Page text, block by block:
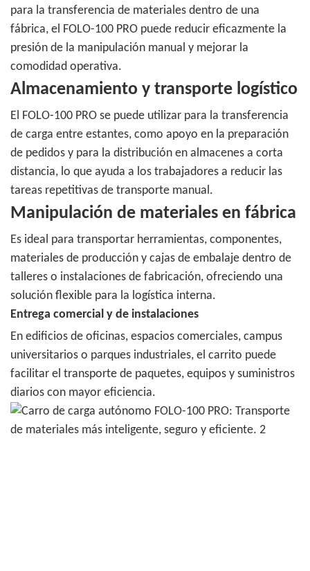
para la transferencia de materiales dentro de una
fábrica, el FOLO-100 PRO puede reducir eficazmente la
presión de la manipulación manual y mejorar la
comodidad operativa.
Almacenamiento y transporte logístico
El FOLO-100 PRO se puede utilizar para la transferencia
de carga entre estantes, como apoyo en la preparación
de pedidos y para la distribución en almacenes a corta
distancia, lo que ayuda a los trabajadores a reducir las
tareas repetitivas de transporte manual.
Manipulación de materiales en fábrica
Es ideal para transportar herramientas, componentes,
materiales de producción y cajas de embalaje dentro de
talleres o instalaciones de fabricación, ofreciendo una
solución flexible para la logística interna.
Entrega comercial y de instalaciones
En edificios de oficinas, espacios comerciales, campus
universitarios o parques industriales, el carrito puede
facilitar el transporte de paquetes, equipos y suministros
diarios con mayor eficiencia.